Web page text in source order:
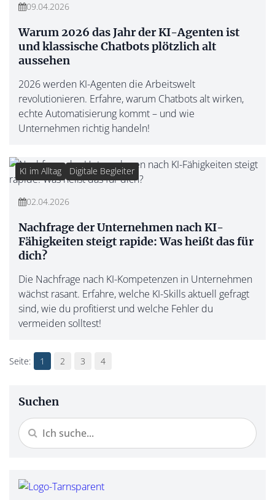
09.04.2026
Warum 2026 das Jahr der KI-Agenten ist
und klassische Chatbots plötzlich alt
aussehen
2026 werden KI-Agenten die Arbeitswelt
revolutionieren. Erfahre, warum Chatbots alt wirken,
echte Automatisierung kommt – und wie
Unternehmen richtig handeln!
KI im Alltag Digitale Begleiter
02.04.2026
Nachfrage der Unternehmen nach KI-
Fähigkeiten steigt rapide: Was heißt das für
dich?
Die Nachfrage nach KI-Kompetenzen in Unternehmen
wächst rasant. Erfahre, welche KI-Skills aktuell gefragt
sind, wie du profitierst und welche Fehler du
vermeiden solltest!
1 2 3 4
Suchen